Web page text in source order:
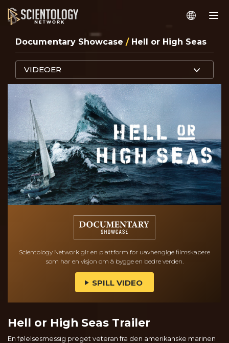
Documentary Showcase / Hell or High Seas
VIDEOER
Scientology Network gir en plattform for uavhengige filmskapere
som har en visjon om å bygge en bedre verden.
SPILL VIDEO
Hell or High Seas Trailer
En følelsesmessig preget veteran fra den amerikanske marinen